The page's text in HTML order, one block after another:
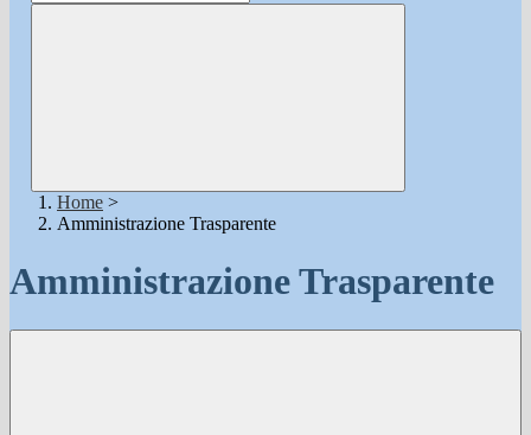
Home >
Amministrazione Trasparente
Amministrazione Trasparente